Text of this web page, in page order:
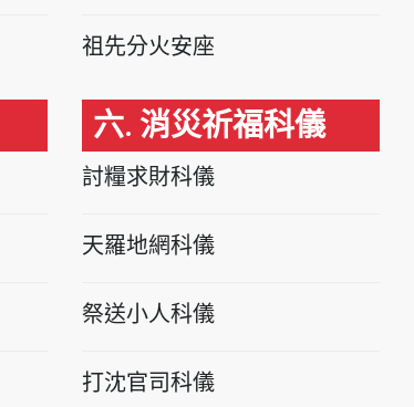
祖先分火安座
六. 消災祈福科儀
討糧求財科儀
天羅地網科儀
祭送小人科儀
打沈官司科儀